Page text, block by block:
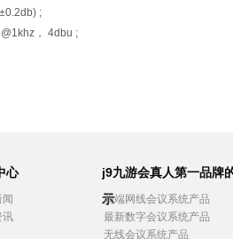
;
， 4dbu ;
心
讯
j9九游会真人第一品牌
示
高端网线会议系统产品
最新数字会议系统产品
无线会议系统产品